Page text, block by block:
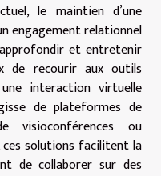
le maintien d’une
engagement relationnel
et entretenir
de recourir aux outils
interaction virtuelle
de plateformes de
visioconférences ou
ces solutions facilitent la
de collaborer sur des